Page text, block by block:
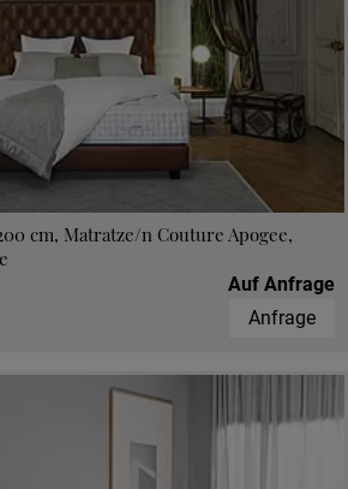
cm, Matratze/n Couture Apogee,
Auf Anfrage
Anfrage